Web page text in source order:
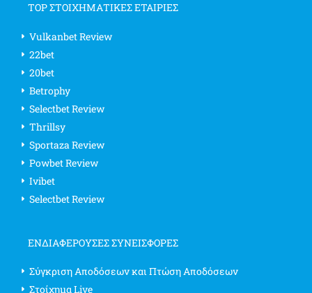
TOP ΣΤΟΙΧΗΜΑΤΙΚΕΣ ΕΤΑΙΡΙΕΣ
Vulkanbet Review
22bet
20bet
Betrophy
Selectbet Review
Thrillsy
Sportaza Review
Powbet Review
Ivibet
Selectbet Review
ΕΝΔΙΑΦΈΡΟΥΣΕΣ ΣΥΝΕΙΣΦΟΡΈΣ
Σύγκριση Αποδόσεων και Πτώση Αποδόσεων
Στοίχημα Live